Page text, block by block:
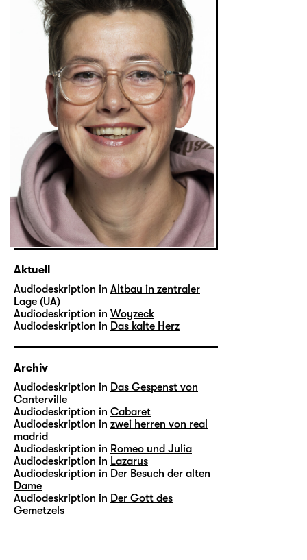
Aktuell
Audiodeskription in Altbau in zentraler
Lage (UA)
Audiodeskription in Woyzeck
Audiodeskription in Das kalte Herz
Archiv
Audiodeskription in Das Gespenst von
Canterville
Audiodeskription in Cabaret
Audiodeskription in zwei herren von real
madrid
Audiodeskription in Romeo und Julia
Audiodeskription in Lazarus
Audiodeskription in Der Besuch der alten
Dame
Audiodeskription in Der Gott des
Gemetzels